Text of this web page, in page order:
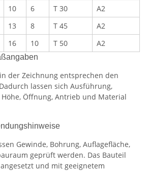
10 6 T 30
A2
13 8 T 45
A2
16 10 T 50 A2
der Zeichnung entsprechen den
lassen sich Ausführung,
Höhe, Öffnung, Antrieb und Material
Gewinde, Bohrung, Auflagefläche,
geprüft werden. Das Bauteil
und mit geeignetem